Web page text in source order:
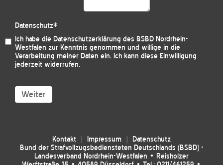
Datenschutz*
Ich habe die Datenschutzerklärung des BSBD Nordrhein-
Westfalen zur Kenntnis genommen und willige in die
Verarbeitung meiner Daten ein. Ich kann diese Einwilligung
jederzeit widerrufen.
Weiter
Kontakt Impressum
Datenschutz
Bund der Strafvollzugsbediensteten Deutschlands (BSBD) -
Landesverband Nordrhein-Westfalen • Reisholzer